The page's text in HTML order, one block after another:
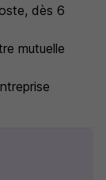
dès 6
mutuelle